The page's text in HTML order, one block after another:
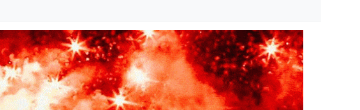
Saison. Standard: alle Saisons anzeigen.